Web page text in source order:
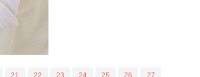
21 22 23 24 25 26 27